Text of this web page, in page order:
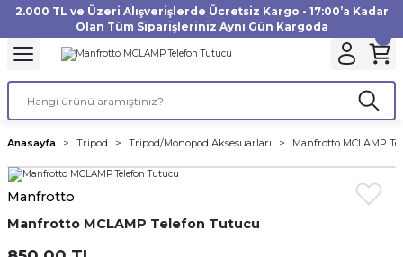
2.000 TL ve Üzeri Alışverişlerde Ücretsiz Kargo - 17:00’a Kadar
Olan Tüm Siparişleriniz Aynı Gün Kargoda
Geri Dön
Geri Dön
Geri Dön
Geri Dön
Geri Dön
Geri Dön
Geri Dön
Geri Dön
Geri Dön
Geri Dön
Geri Dön
Geri Dön
Anasayfa Tripod Tripod/Monopod Aksesuarları Manfrotto MCLAMP
Manfrotto
Manfrotto MCLAMP Telefon Tutucu